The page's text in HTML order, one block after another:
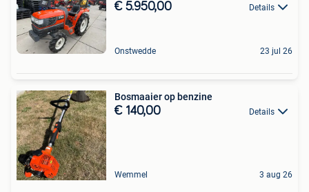
€ 5.950,00 Details
Onstwedde 23 jul 26
Bosmaaier op benzine
€ 140,00 Details
Wemmel 3 aug 26